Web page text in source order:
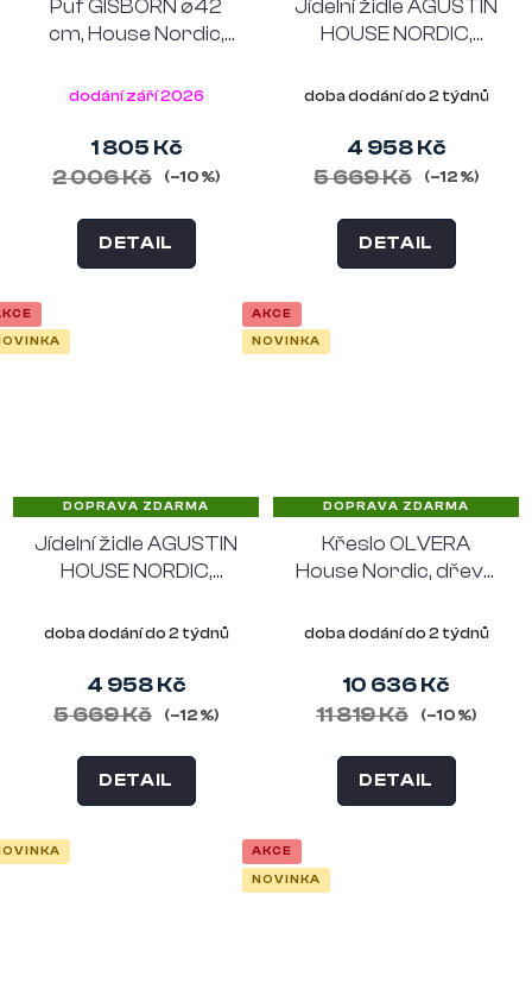
Puf GISBORN ø42
cm, House Nordic,
hnědý
dodání září 2026
1 805 Kč
2 006 Kč
(–10 %)
DETAIL
Jídelní židle AGUSTIN
HOUSE NORDIC,
vrbovým výpletem,
přírodní sedák
doba dodání do 2 týdnů
4 958 Kč
5 669 Kč
(–12 %)
DETAIL
DOPRAVA ZDARMA
Jídelní židle AGUSTIN
HOUSE NORDIC,
vrbovým výpletem,
doba dodání do 2 týdnů
4 958 Kč
5 669 Kč
(–12 %)
DETAIL
AKCE
NOVINKA
DOPRAVA ZDARMA
Křeslo OLVERA
House Nordic, dřevo
hnědá/černá
doba dodání do 2 týdnů
10 636 Kč
11 819 Kč
(–10 %)
DETAIL
AKCE
NOVINKA